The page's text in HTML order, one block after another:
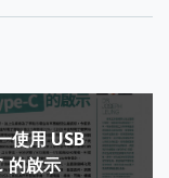
使用 USB
的啟示